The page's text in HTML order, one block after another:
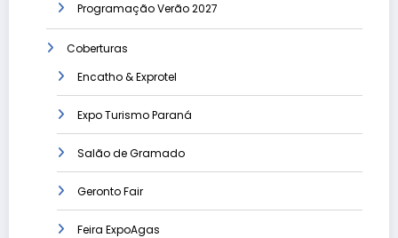
Programação Verão 2027
Coberturas
Encatho & Exprotel
Expo Turismo Paraná
Salão de Gramado
Geronto Fair
Feira ExpoAgas